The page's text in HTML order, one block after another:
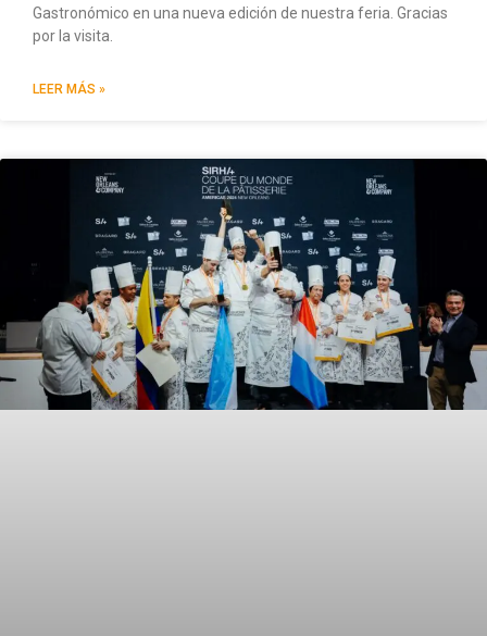
Gastronómico en una nueva edición de nuestra feria. Gracias
por la visita.
LEER MÁS »